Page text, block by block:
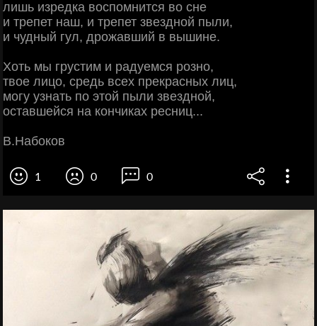
лишь изредка воспомнится во сне
и трепет наш, и трепет звездной пыли,
и чудный гул, дрожавший в вышине.
Хоть мы грустим и радуемся розно,
твое лицо, средь всех прекрасных лиц,
могу узнать по этой пыли звездной,
оставшейся на кончиках ресниц...
В.Набоков
1 0 0